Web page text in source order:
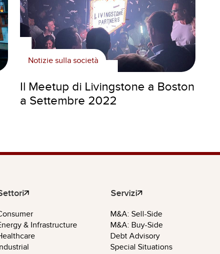
Notizie sulla società
Il Meetup di Livingstone a Boston
a Settembre 2022
& Infrastructure
Servizi
M&A: Sell-Side
M&A: Buy-Side
Debt Advisory
Special Situations